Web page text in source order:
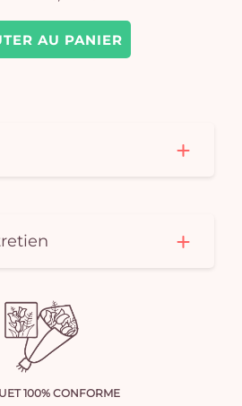
AU PANIER
100% CONFORME